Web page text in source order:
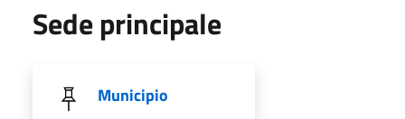
Sede principale
Municipio